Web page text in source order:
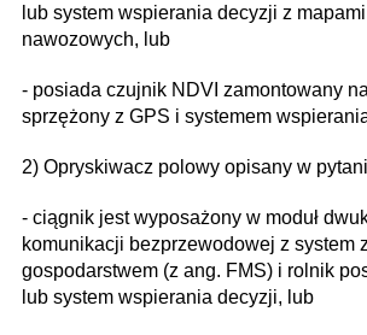
lub system wspierania decyzji z
nawozowych, lub
- posiada czujnik NDVI zamontowany
sprzężony z GPS i systemem
2) Opryskiwacz polowy opisany w
- ciągnik jest wyposażony w moduł
komunikacji bezprzewodowej z system
gospodarstwem (z ang. FMS) i rolnik
lub system wspierania decyzji, lub